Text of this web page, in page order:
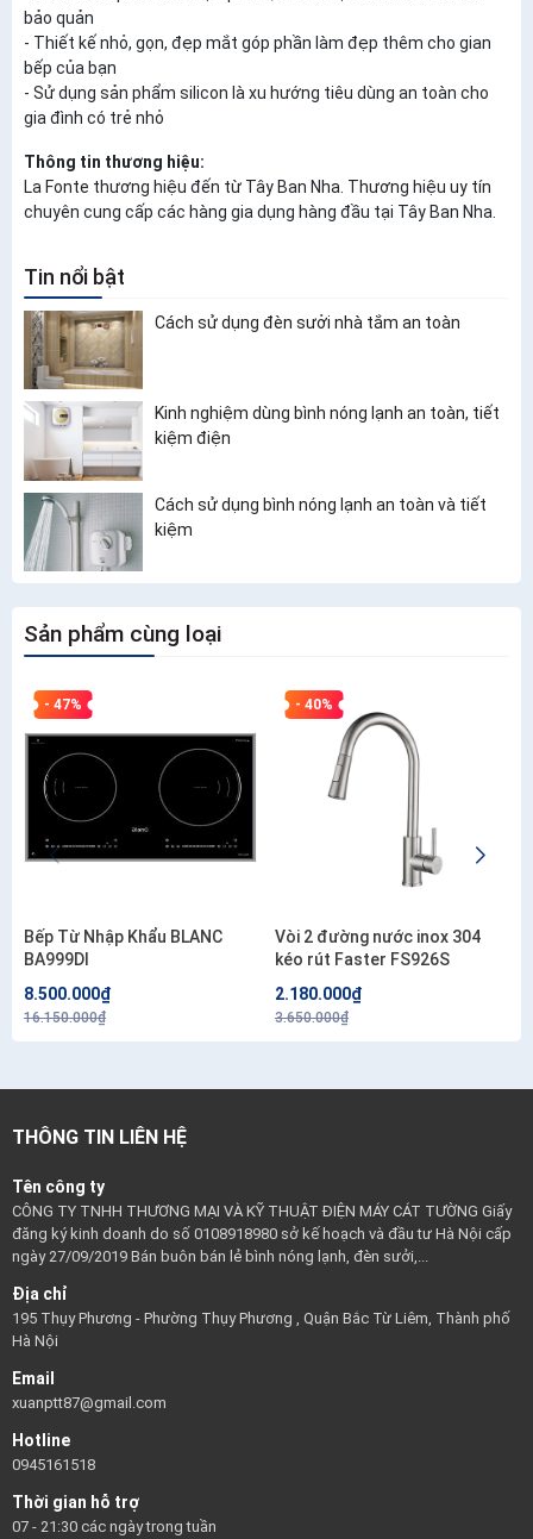
bảo quản
- Thiết kế nhỏ, gọn, đẹp mắt góp phần làm đẹp thêm cho gian
bếp của bạn
- Sử dụng sản phẩm silicon là xu hướng tiêu dùng an toàn cho
gia đình có trẻ nhỏ
Thông tin thương hiệu:
La Fonte thương hiệu đến từ Tây Ban Nha. Thương hiệu uy tín
chuyên cung cấp các hàng gia dụng hàng đầu tại Tây Ban Nha.
Tin nổi bật
Cách sử dụng đèn sưởi nhà tắm an toàn
Kinh nghiệm dùng bình nóng lạnh an toàn, tiết
kiệm điện
Cách sử dụng bình nóng lạnh an toàn và tiết
kiệm
Sản phẩm cùng loại
- 47%
Bếp Từ Nhập Khẩu BLANC
BA999DI
8.500.000₫
16.150.000₫
- 40%
Vòi 2 đường nước inox 304
kéo rút Faster FS926S
2.180.000₫
3.650.000₫
THÔNG TIN LIÊN HỆ
Tên công ty
CÔNG TY TNHH THƯƠNG MẠI VÀ KỸ THUẬT ĐIỆN MÁY CÁT TƯỜNG Giấy
đăng ký kinh doanh do số 0108918980 sở kế hoạch và đầu tư Hà Nội cấp
ngày 27/09/2019 Bán buôn bán lẻ bình nóng lạnh, đèn sưởi,...
Địa chỉ
195 Thụy Phương - Phường Thụy Phương , Quận Bắc Từ Liêm, Thành phố
Hà Nội
Email
xuanptt87@gmail.com
Hotline
0945161518
Thời gian hỗ trợ
07 - 21:30 các ngày trong tuần